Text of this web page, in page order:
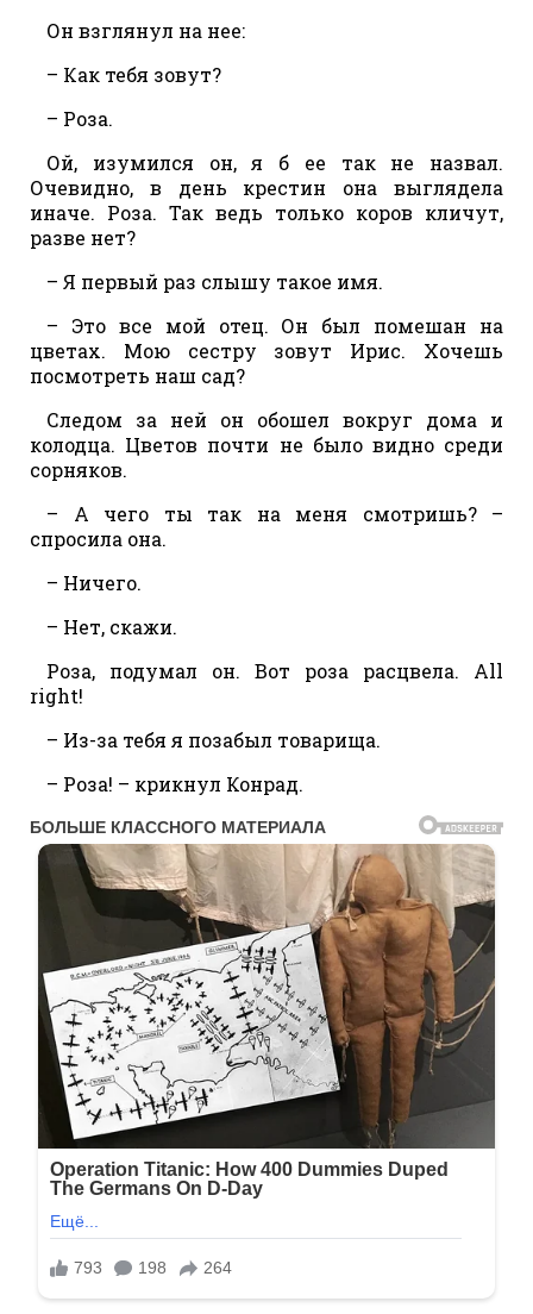
Он взглянул на нее:
– Как тебя зовут?
– Роза.
Ой, изумился он, я б ее так не назвал.
Очевидно, в день крестин она выглядела
иначе. Роза. Так ведь только коров кличут,
разве нет?
– Я первый раз слышу такое имя.
– Это все мой отец. Он был помешан на
цветах. Мою сестру зовут Ирис. Хочешь
посмотреть наш сад?
Следом за ней он обошел вокруг дома и
колодца. Цветов почти не было видно среди
сорняков.
– А чего ты так на меня смотришь? –
спросила она.
– Ничего.
– Нет, скажи.
Роза, подумал он. Вот роза расцвела. All
right!
– Из-за тебя я позабыл товарища.
– Роза! – крикнул Конрад.